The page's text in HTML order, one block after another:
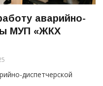
аварийно-
МУП «ЖКХ
диспетчерской